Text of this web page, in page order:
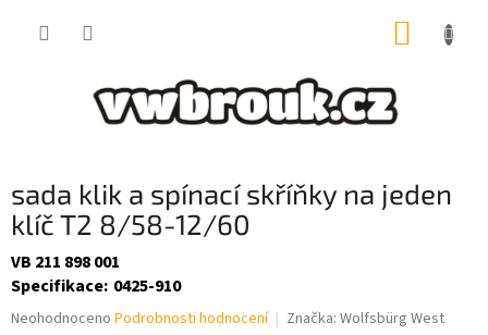
sada klik a spínací skříňky na jeden
klíč T2 8/58-12/60
VB 211 898 001
Specifikace: 0425-910
Průměrné
Neohodnoceno Podrobnosti hodnocení Značka: Wolfsbürg West